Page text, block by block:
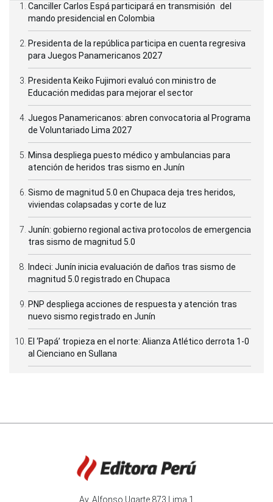
Canciller Carlos Espá participará en transmisión del
mando presidencial en Colombia
Presidenta de la república participa en cuenta regresiva
para Juegos Panamericanos 2027
Presidenta Keiko Fujimori evaluó con ministro de
Educación medidas para mejorar el sector
Juegos Panamericanos: abren convocatoria al Programa
de Voluntariado Lima 2027
Minsa despliega puesto médico y ambulancias para
atención de heridos tras sismo en Junín
Sismo de magnitud 5.0 en Chupaca deja tres heridos,
viviendas colapsadas y corte de luz
Junín: gobierno regional activa protocolos de emergencia
tras sismo de magnitud 5.0
Indeci: Junín inicia evaluación de daños tras sismo de
magnitud 5.0 registrado en Chupaca
PNP despliega acciones de respuesta y atención tras
nuevo sismo registrado en Junín
El ‘Papá’ tropieza en el norte: Alianza Atlético derrota 1-0
al Cienciano en Sullana
Av. Alfonso Ugarte 873 Lima 1